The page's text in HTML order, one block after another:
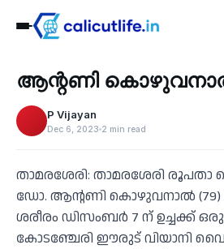
‹
Recent
ആന്റണി
P Vijayan
Dec 6, 2023 2 min read
താമരശേരി: താമരശേരി
ഡോ. ആന്റണി കൊഴുവനാല്‍ (79)
ശരീരം ഡിസംബര്‍ 7 ന് ഉച്ചക്ക്
കോടഞ്ചേരി ഈരുട് വിയാനി